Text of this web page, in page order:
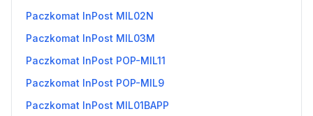
Paczkomat InPost MIL02N
Paczkomat InPost MIL03M
Paczkomat InPost POP-MIL11
Paczkomat InPost POP-MIL9
Paczkomat InPost MIL01BAPP